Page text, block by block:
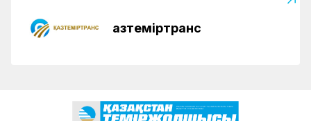
Қазтеміртранс